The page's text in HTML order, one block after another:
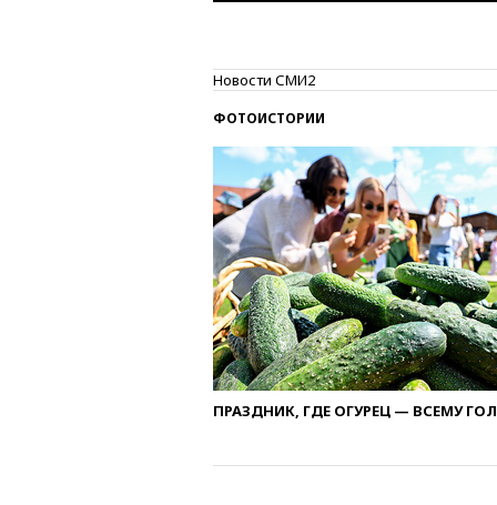
Новости СМИ2
ФОТОИСТОРИИ
ПРАЗДНИК, ГДЕ ОГУРЕЦ — ВСЕМУ